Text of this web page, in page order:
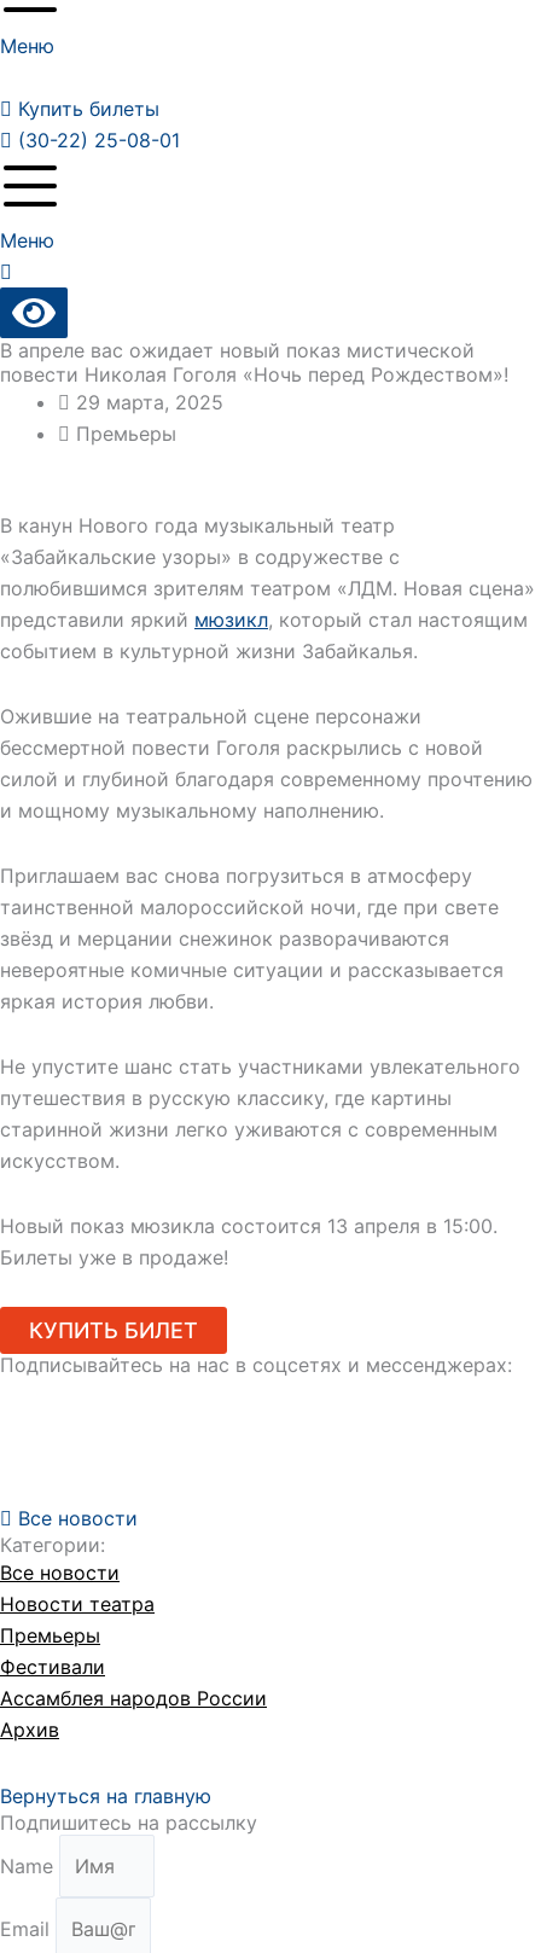
Меню
Купить билеты
(30-22) 25-08-01
Меню
В апреле вас ожидает новый показ мистической
повести Николая Гоголя «Ночь перед Рождеством»!
29 марта, 2025
Премьеры
В канун Нового года музыкальный театр
«Забайкальские узоры» в содружестве с
полюбившимся зрителям театром «ЛДМ. Новая сцена»
представили яркий мюзикл, который стал настоящим
событием в культурной жизни Забайкалья.
Ожившие на театральной сцене персонажи
бессмертной повести Гоголя раскрылись с новой
силой и глубиной благодаря современному прочтению
и мощному музыкальному наполнению.
Приглашаем вас снова погрузиться в атмосферу
таинственной малороссийской ночи, где при свете
звёзд и мерцании снежинок разворачиваются
невероятные комичные ситуации и рассказывается
яркая история любви.
Не упустите шанс стать участниками увлекательного
путешествия в русскую классику, где картины
старинной жизни легко уживаются с современным
искусством.
Новый показ мюзикла состоится 13 апреля в 15:00.
Билеты уже в продаже!
КУПИТЬ БИЛЕТ
Подписывайтесь на нас в соцсетях и мессенджерах:
Все новости
Категории:
Все новости
Новости театра
Премьеры
Фестивали
Ассамблея народов России
Архив
Вернуться на главную
Подпишитесь на рассылку
Name
Email